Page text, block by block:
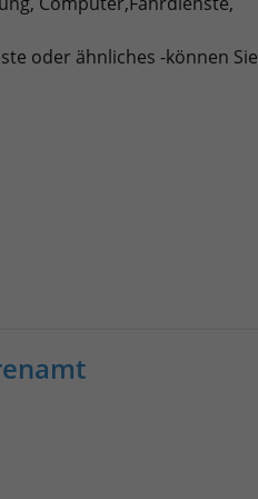
oder ähnliches -können Sie